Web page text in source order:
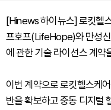
[Hinews 하이뉴스] 로킷헬
프호프(LifeHope)와 만성
에 관한 기술 라이선스 계약
이번 계약으로 로킷헬스케
반을 확보하고 중동 디지털